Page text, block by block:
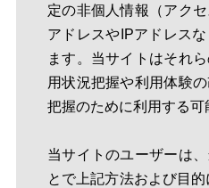
定の非個人情報（アク
アドレスやIPアドレス
ます。当サイトはそれ
用状況把握や利用体験
把握のために利用する可
当サイトのユーザーは
とで上記方法および目